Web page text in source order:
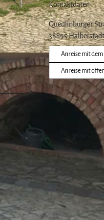
Kontaktdaten
Quedlinburger
38895
Anreise mit
Anreise mit